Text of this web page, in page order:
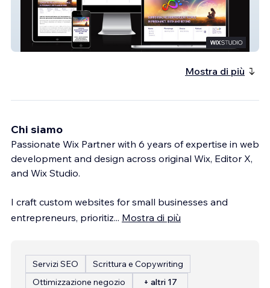
ND Birth
Mostra di più
Chi siamo
Passionate Wix Partner with 6 years of expertise in web
development and design across original Wix, Editor X,
and Wix Studio.
I craft custom websites for small businesses and
entrepreneurs, prioritiz... Mostra di più
Servizi SEO
Scrittura e Copywriting
Ottimizzazione negozio
+ altri 17